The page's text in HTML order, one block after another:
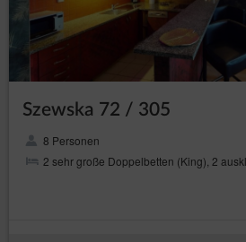
Szewska 72 / 305
8 Personen
2 sehr große Doppelbetten (King), 2